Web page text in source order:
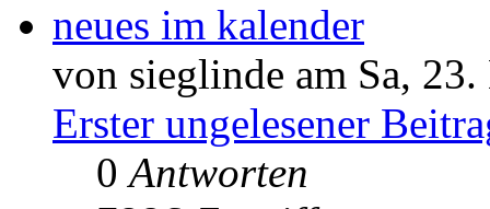
neues im kalender
von sieglinde am Sa,
Erster ungelesener
0Antworten